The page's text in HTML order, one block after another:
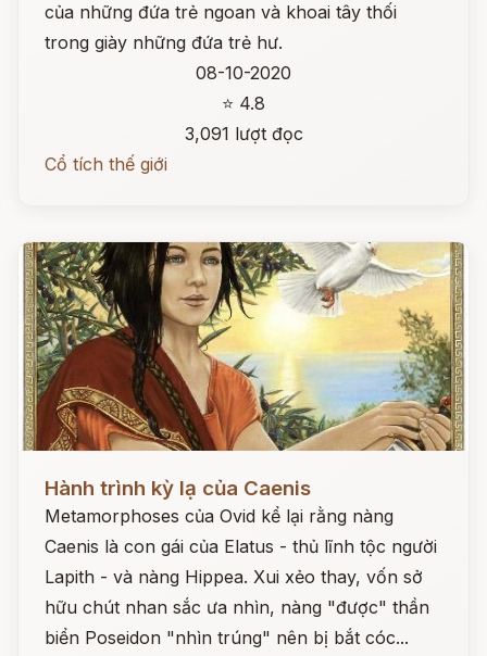
của những đứa trẻ ngoan và khoai tây thối
trong giày những đứa trẻ hư.
08-10-2020
⭐ 4.8
3,091 lượt đọc
Cổ tích thế giới
Hành trình kỳ lạ của Caenis
Metamorphoses của Ovid kể lại rằng nàng
Caenis là con gái của Elatus - thủ lĩnh tộc người
Lapith - và nàng Hippea. Xui xẻo thay, vốn sở
hữu chút nhan sắc ưa nhìn, nàng "được" thần
biển Poseidon "nhìn trúng" nên bị bắt cóc...